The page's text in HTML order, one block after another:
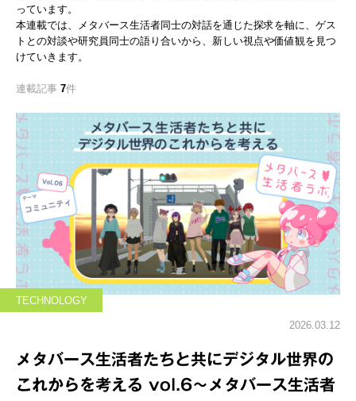
っています。
本連載では、メタバース生活者同士の対話を通じた探求を軸に、ゲス
トとの対談や研究員同士の語り合いから、新しい視点や価値観を見つ
けていきます。
連載記事 7件
TECHNOLOGY
2026.03.12
メタバース生活者たちと共にデジタル世界の
これからを考える vol.6～メタバース生活者